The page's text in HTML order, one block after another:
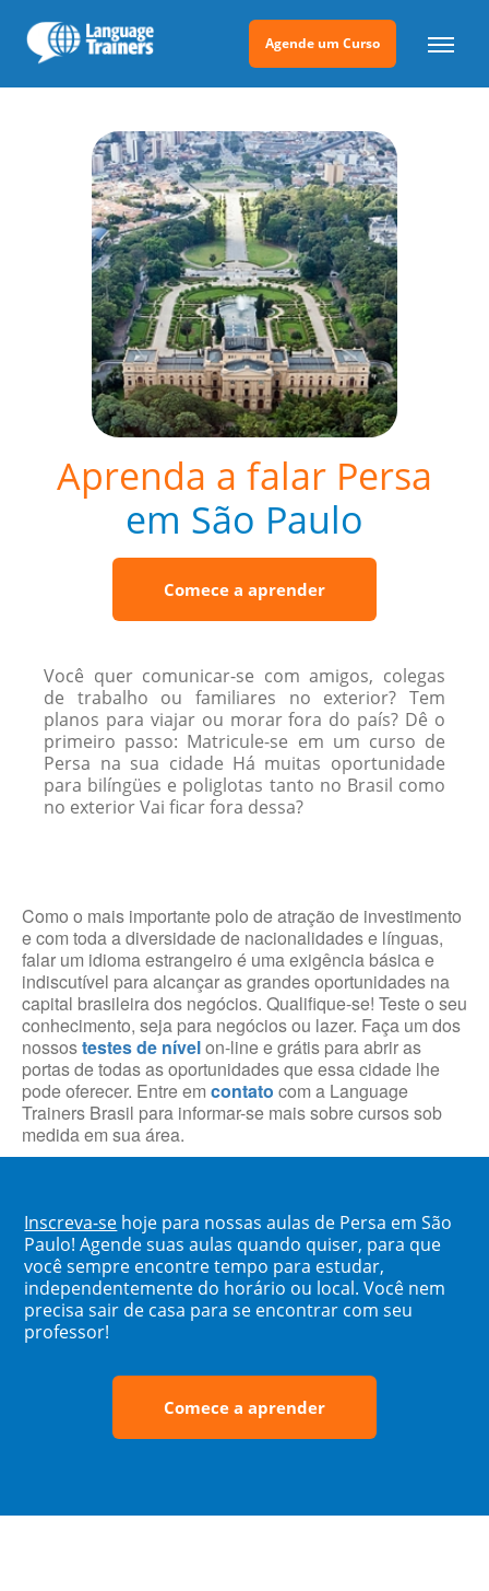
Agende um Curso
Aprenda a falar Persa
em São Paulo
Comece a aprender
Você quer comunicar-se com amigos, colegas
de trabalho ou familiares no exterior? Tem
planos para viajar ou morar fora do país? Dê o
primeiro passo: Matricule-se em um curso de
Persa na sua cidade Há muitas oportunidade
para bilíngües e poliglotas tanto no Brasil como
no exterior Vai ficar fora dessa?
Como o mais importante polo de atração de investimento
e com toda a diversidade de nacionalidades e línguas,
falar um idioma estrangeiro é uma exigência básica e
indiscutível para alcançar as grandes oportunidades na
capital brasileira dos negócios. Qualifique-se! Teste o seu
conhecimento, seja para negócios ou lazer. Faça um dos
nossostestes de nívelon-line e grátis para abrir as
portas de todas as oportunidades que essa cidade lhe
pode oferecer. Entre em contato com a Language
Trainers Brasil para informar-se mais sobre cursos sob
medida em sua área.
Inscreva-se hoje para nossas aulas de Persa em São
Paulo! Agende suas aulas quando quiser, para que
você sempre encontre tempo para estudar,
independentemente do horário ou local. Você nem
precisa sair de casa para se encontrar com seu
professor!
Comece a aprender